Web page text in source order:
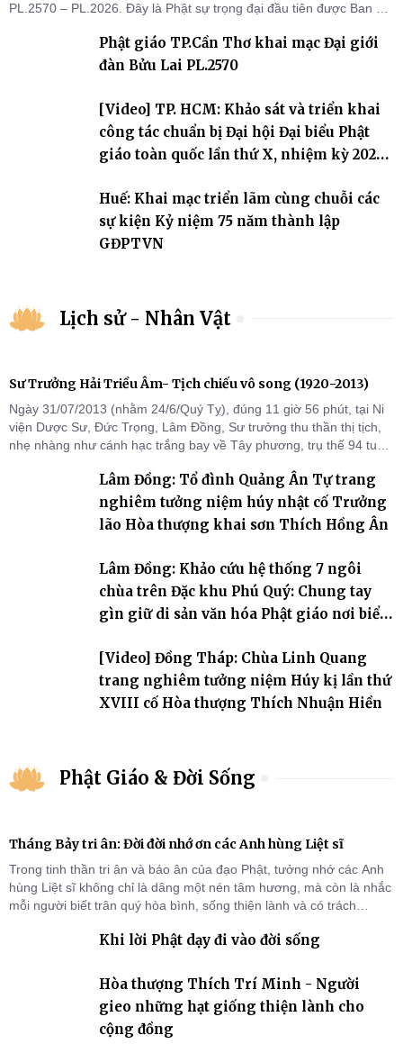
PL.2570 – PL.2026. Đây là Phật sự trọng đại đầu tiên được Ban Trị
thứ I, thể hiện sự quan tâm đối với công tác truyền giới, đào tạo
Tăng tài và tiếp nối mạng mạch Tăng-g
Phật giáo TP.Cần Thơ khai mạc Đại giới
đàn Bửu Lai PL.2570
[Video] TP. HCM: Khảo sát và triển khai
công tác chuẩn bị Đại hội Đại biểu Phật
giáo toàn quốc lần thứ X, nhiệm kỳ 2026-
Huế: Khai mạc triển lãm cùng chuỗi các
sự kiện Kỷ niệm 75 năm thành lập
GĐPTVN
Lịch sử - Nhân Vật
Sư Trưởng Hải Triều Âm- Tịch chiếu vô song (1920-2013)
Ngày 31/07/2013 (nhằm 24/6/Quý Tỵ), đúng 11 giờ 56 phút, tại Ni
viện Dược Sư, Đức Trọng, Lâm Đồng, Sư trưởng thu thần thị tịch,
nhẹ nhàng như cánh hạc trắng bay về Tây phương, trụ thế 94 tuổi
Lâm Đồng: Tổ đình Quảng Ân Tự trang
nghiêm tưởng niệm húy nhật cố Trưởng
lão Hòa thượng khai sơn Thích Hồng Ân
Lâm Đồng: Khảo cứu hệ thống 7 ngôi
chùa trên Đặc khu Phú Quý: Chung tay
gìn giữ di sản văn hóa Phật giáo nơi biển
[Video] Đồng Tháp: Chùa Linh Quang
trang nghiêm tưởng niệm Húy kị lần thứ
XVIII cố Hòa thượng Thích Nhuận Hiền
Phật Giáo & Đời Sống
Tháng Bảy tri ân: Đời đời nhớ ơn các Anh hùng Liệt sĩ
Trong tinh thần tri ân và báo ân của đạo Phật, tưởng nhớ các Anh
hùng Liệt sĩ không chỉ là dâng một nén tâm hương, mà còn là nhắc
mỗi người biết trân quý hòa bình, sống thiện lành và có trách
Khi lời Phật dạy đi vào đời sống
Hòa thượng Thích Trí Minh - Người
gieo những hạt giống thiện lành cho
cộng đồng